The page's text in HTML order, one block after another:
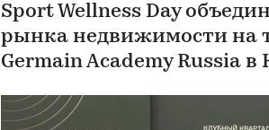
Sport Wellness Day
рынка недвижимости на
Germain Academy Russia